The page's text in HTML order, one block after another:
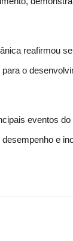
reafirmou
o
eventos
e